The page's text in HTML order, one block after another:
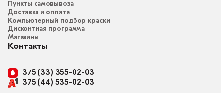
Пункты самовывоза
Доставка и оплата
Компьютерный подбор краски
Дисконтная программа
Магазины
Контакты
+375 (33) 355-02-03
+375 (44) 535-02-03